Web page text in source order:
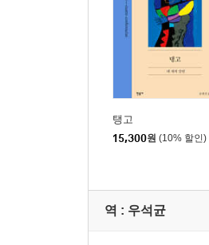
추측의 시
작가 연보
작품에 대하여: 보르
탱고
15,300원 (10% 할인)
역 : 우석균